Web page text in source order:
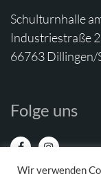
Schulturnhalle
Industriestraße
66763 Dillingen/
Folge uns
Wir verwenden